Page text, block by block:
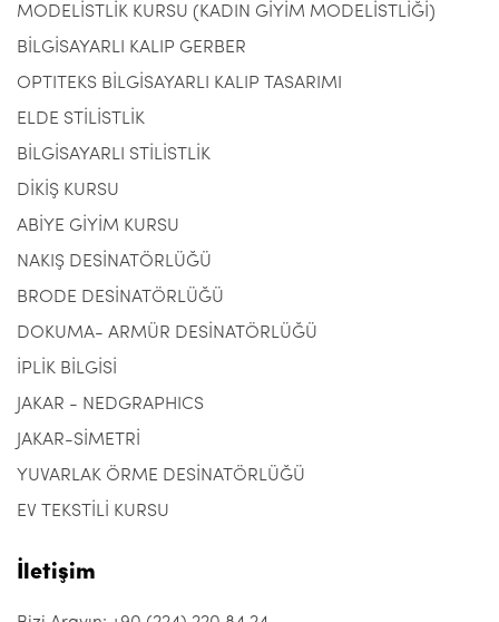
MODELİSTLİK KURSU (KADIN GİYİM MODELİSTLİĞİ)
BİLGİSAYARLI KALIP GERBER
OPTITEKS BİLGİSAYARLI KALIP TASARIMI
ELDE STİLİSTLİK
BİLGİSAYARLI STİLİSTLİK
DİKİŞ KURSU
ABİYE GİYİM KURSU
NAKIŞ DESİNATÖRLÜĞÜ
BRODE DESİNATÖRLÜĞÜ
DOKUMA- ARMÜR DESİNATÖRLÜĞÜ
İPLİK BİLGİSİ
JAKAR - NEDGRAPHICS
JAKAR-SİMETRİ
YUVARLAK ÖRME DESİNATÖRLÜĞÜ
EV TEKSTİLİ KURSU
İletişim